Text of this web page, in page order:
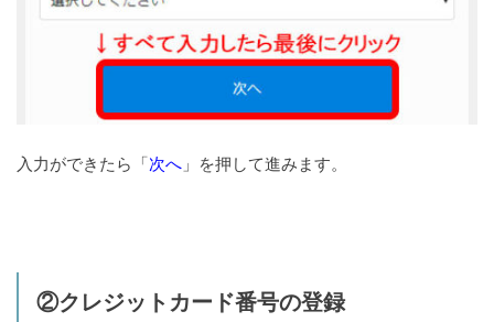
入力ができたら「次へ 」を押して進みます。
②クレジットカード番号の登録